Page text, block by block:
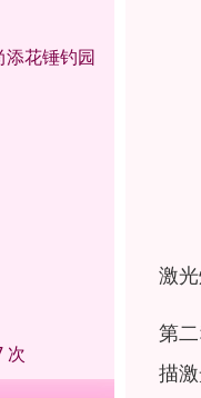
添花锤钓园
次
激
第
描